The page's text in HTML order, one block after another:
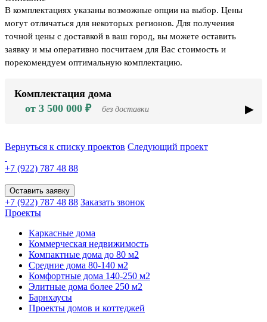
В комплектациях указаны возможные опции на выбор. Цены
могут отличаться для некоторых регионов. Для получения
точной цены с доставкой в ваш город, вы можете оставить
заявку и мы оперативно посчитаем для Вас стоимость и
порекомендуем оптимальную комплектацию.
Комплектация дома
от 3 500 000 ₽
без доставки
Вернуться к списку проектов Следующий проект
+7 (922) 787 48 88
Оставить заявку
+7 (922) 787 48 88 Заказать звонок
Проекты
Каркасные дома
Коммерческая недвижимость
Компактные дома до 80 м2
Средние дома 80-140 м2
Комфортные дома 140-250 м2
Элитные дома более 250 м2
Барнхаусы
Проекты домов и коттеджей